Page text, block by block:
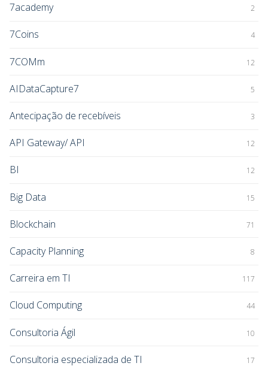
7academy 2
7Coins 4
7COMm 12
AIDataCapture7 5
Antecipação de recebíveis 3
API Gateway/ API 12
BI 12
Big Data 15
Blockchain 71
Capacity Planning 8
Carreira em TI 117
Cloud Computing 44
Consultoria Ágil 10
Consultoria especializada de TI 17